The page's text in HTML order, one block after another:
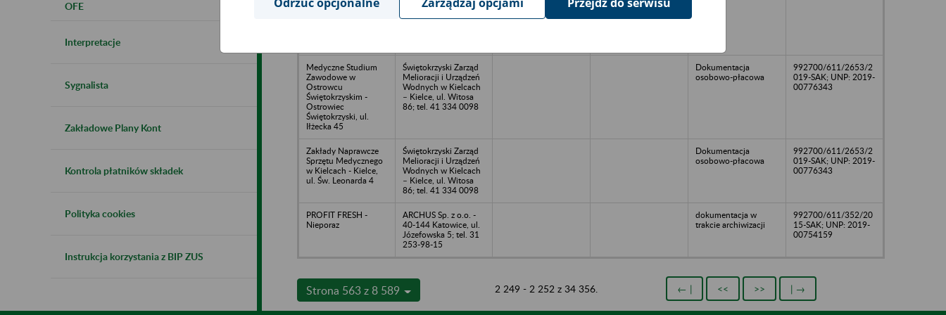
OFE
Interpretacje
Sygnalista
Zakładowe Plany Kont
Kontrola płatników składek
Polityka cookies
Instrukcja korzystania z BIP ZUS
Długa 34, tel. 818
805 004; 818 805
Medyczne Studium
Zawodowe w
Ostrowcu
Świętokrzyskim -
Ostrowiec
Świętokrzyski, ul.
Iłżecka 45
Świętokrzyski Zarząd
Melioracji i Urządzeń
Wodnych w Kielcach
– Kielce, ul. Witosa
86; tel. 41 334 0098
Dokumentacja
osobowo-płacowa
992700/611/2653/2
019-SAK; UNP: 2019-
00776343
Zakłady Naprawcze
Sprzętu Medycznego
w Kielcach - Kielce,
ul. Św. Leonarda 4
Świętokrzyski Zarząd
Melioracji i Urządzeń
Wodnych w Kielcach
– Kielce, ul. Witosa
86; tel. 41 334 0098
Dokumentacja
osobowo-płacowa
992700/611/2653/2
019-SAK; UNP: 2019-
00776343
PROFIT FRESH -
Nieporaz
ARCHUS Sp. z o.o. -
40-144 Katowice, ul.
Józefowska 5; tel. 31
253-98-15
dokumentacja w
trakcie archiwizacji
992700/611/352/20
15-SAK; UNP: 2019-
00754159
Strona 563 z 8 589 2 249 - 2 252 z 34 356. ← | << >> | →